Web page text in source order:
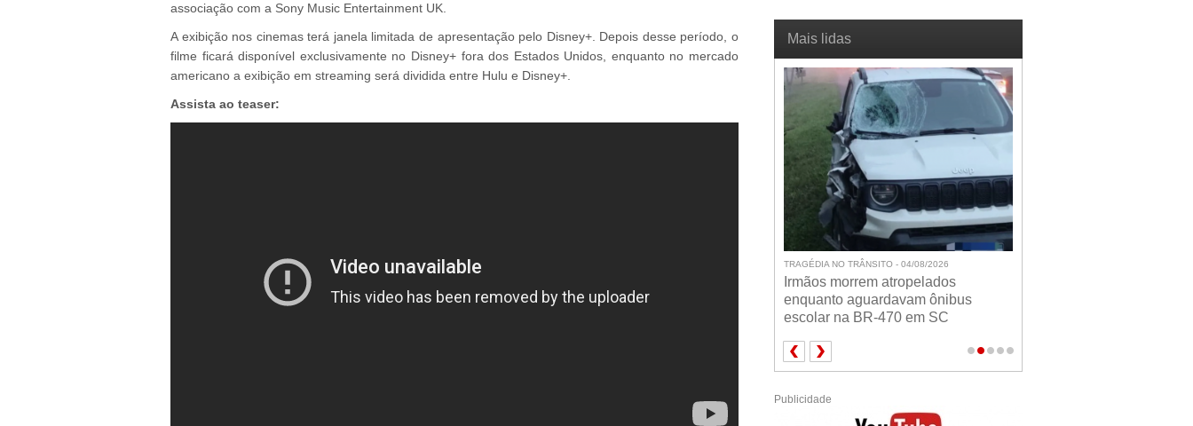
associação com a Sony Music Entertainment UK.
A exibição nos cinemas terá janela limitada de apresentação pelo Disney+. Depois desse período, o
filme ficará disponível exclusivamente no Disney+ fora dos Estados Unidos, enquanto no mercado
americano a exibição em streaming será dividida entre Hulu e Disney+.
Assista ao teaser:
Mais lidas
TRAGÉDIA NO TRÂNSITO - 04/08/2026
Irmãos morrem atropelados
enquanto aguardavam ônibus
escolar na BR-470 em SC
POLÍCIA - 04/08/2026
Motorista é preso com 93 quilos de
maconha após tentar fugir da PRF
na BR-163 em Guaraciaba
Publicidade